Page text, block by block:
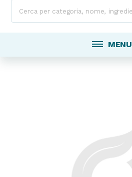
MENU